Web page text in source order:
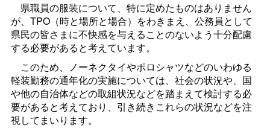
県職員の服装について、特に定めたものはありません
が、TPO（時と場所と場合）をわきまえ、公務員として
県民の皆さまに不快感を与えることのないよう十分配慮
する必要があると考えています。
このため、ノーネクタイやポロシャツなどのいわゆる
軽装勤務の通年化の実施については、社会の状況や、国
や他の自治体などの取組状況などを踏まえて検討する必
要があると考えており、引き続きこれらの状況などを注
視してまいります。